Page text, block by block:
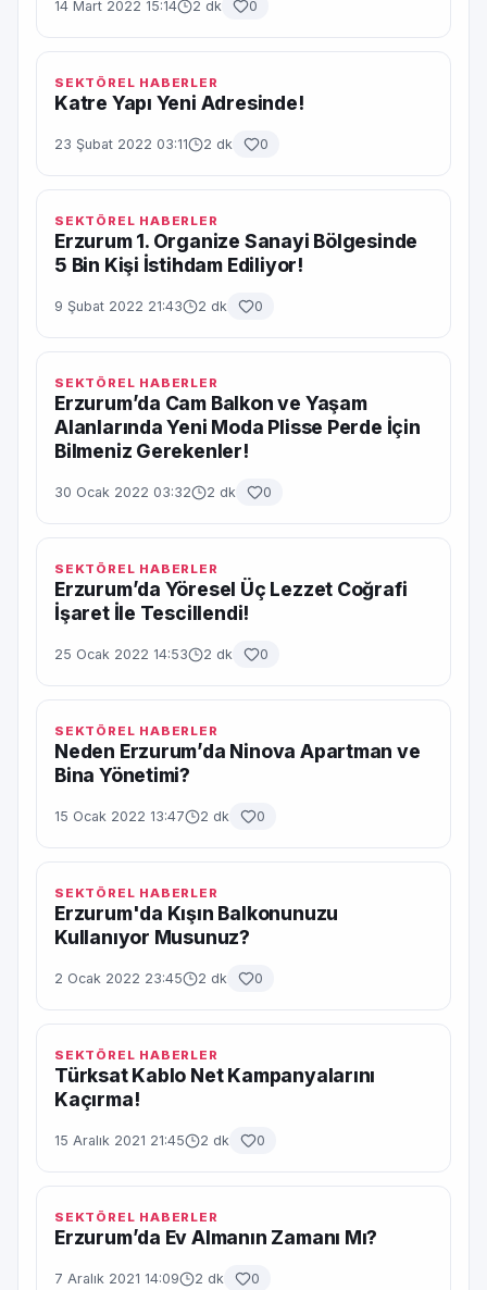
14 Mart 2022 15:14 2 dk 0
SEKTÖREL HABERLER
Katre Yapı Yeni Adresinde!
23 Şubat 2022 03:11 2 dk 0
SEKTÖREL HABERLER
Erzurum 1. Organize Sanayi Bölgesinde
5 Bin Kişi İstihdam Ediliyor!
9 Şubat 2022 21:43 2 dk 0
SEKTÖREL HABERLER
Erzurum’da Cam Balkon ve Yaşam
Alanlarında Yeni Moda Plisse Perde İçin
Bilmeniz Gerekenler!
30 Ocak 2022 03:32 2 dk 0
SEKTÖREL HABERLER
Erzurum’da Yöresel Üç Lezzet Coğrafi
İşaret İle Tescillendi!
25 Ocak 2022 14:53 2 dk 0
SEKTÖREL HABERLER
Neden Erzurum’da Ninova Apartman ve
Bina Yönetimi?
15 Ocak 2022 13:47 2 dk 0
SEKTÖREL HABERLER
Erzurum'da Kışın Balkonunuzu
Kullanıyor Musunuz?
2 Ocak 2022 23:45 2 dk 0
SEKTÖREL HABERLER
Türksat Kablo Net Kampanyalarını
Kaçırma!
15 Aralık 2021 21:45 2 dk 0
SEKTÖREL HABERLER
Erzurum’da Ev Almanın Zamanı Mı?
7 Aralık 2021 14:09 2 dk 0